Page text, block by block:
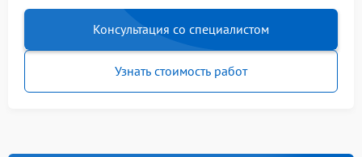
Консультация со специалистом
Узнать стоимость работ